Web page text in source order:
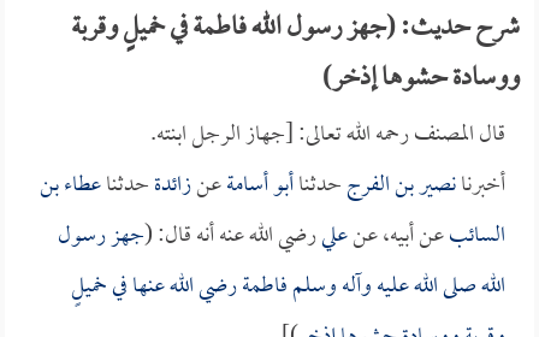
شرح حديث: (جهز رسول الله فاطمة في خميلٍ وقربة
ووسادة حشوها إذخر)
قال المصنف رحمه الله تعالى: [جهاز الرجل ابنته.
أخبرنانصير بن الفرجحدثناأبو أسامةعنزائدةحدثناعطاء بن
السائبعن أبيه، عنعليرضي الله عنه أنه قال: (جهز رسول
الله صلى الله عليه وآله وسلمفاطمةرضي الله عنها في خميلٍ